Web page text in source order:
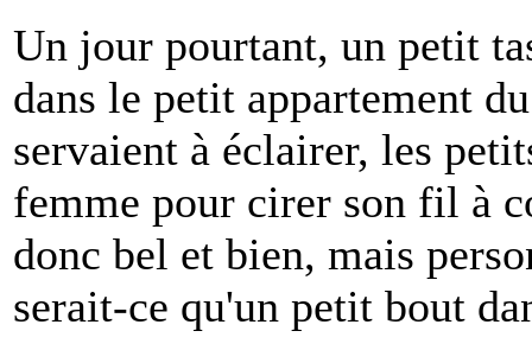
Un jour pourtant, un petit
dans le petit appartement
servaient à éclairer, les
femme pour cirer son fil à
donc bel et bien, mais
serait-ce qu'un petit bout